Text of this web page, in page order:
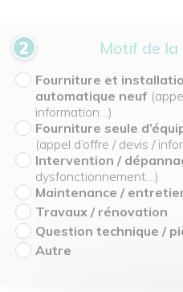
Motif de la
Fourniture et
automatique neuf
information…)
Fourniture seule
(appel d’offre / devis /
Intervention /
dysfonctionnement…)
Maintenance /
Travaux / rénovation
Question technique /
Autre